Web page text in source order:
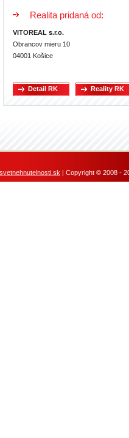
Realita pridaná od:
VITOREAL s.r.o.
Obrancov mieru 10
04001 Košice
Detail RK Reality RK
| Copyright © 2008 -